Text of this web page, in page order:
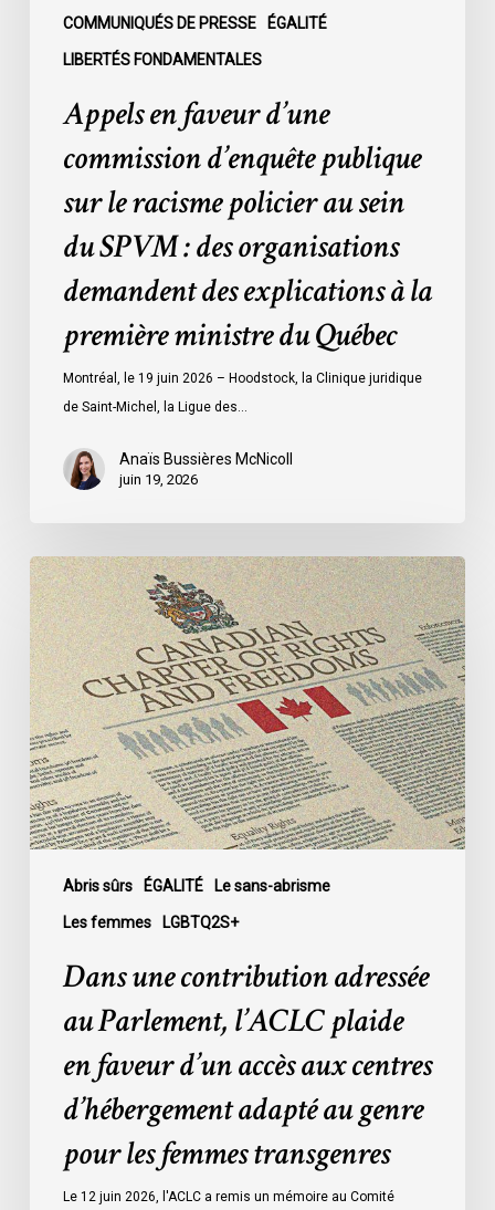
COMMUNIQUÉS DE PRESSE ÉGALITÉ
LIBERTÉS FONDAMENTALES
SPVM
organisations
explications
première
ministre
Québec
Appels en faveur d’une
commission d’enquête publique
sur le racisme policier au sein
du SPVM : des organisations
demandent des explications à la
première ministre du Québec
Montréal, le 19 juin 2026 – Hoodstock, la Clinique juridique
de Saint-Michel, la Ligue des…
Anaïs Bussières McNicoll
juin 19, 2026
Abris sûrs ÉGALITÉ Le sans-abrisme
Les femmes LGBTQ2S+
Dans
une
contribution
adressée
au
Parlement,
l’ACLC
plaide
en
faveur
accès
d’hébergement
genre
femmes
transgenres
Dans une contribution adressée
au Parlement, l’ACLC plaide
en faveur d’un accès aux centres
d’hébergement adapté au genre
pour les femmes transgenres
Le 12 juin 2026, l'ACLC a remis un mémoire au Comité